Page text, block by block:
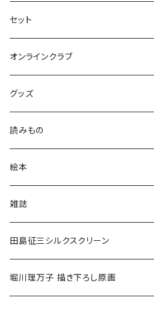
セット
オンラインクラブ
グッズ
読みもの
小学低学年〜
小学中学年〜
小学高学年〜
中高生〜
絵本
0〜2歳〜
3〜5歳〜
小学低学年〜
雑誌
田島征三シルクスクリーン
堀川理万子 描き下ろし原画